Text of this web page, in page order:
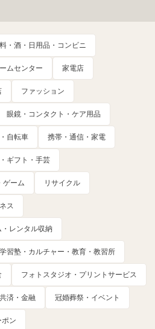
・酒・日用品・コンビニ
ムセンター 家電店
ファッション
眼鏡・コンタクト・ケア用品
自転車 携帯・通信・家電
ギフト・手芸
ゲーム リサイクル
ス
レンタル収納
学習塾・カルチャー・教育・教習所
フォトスタジオ・プリントサービス
済・金融 冠婚葬祭・イベント
ン